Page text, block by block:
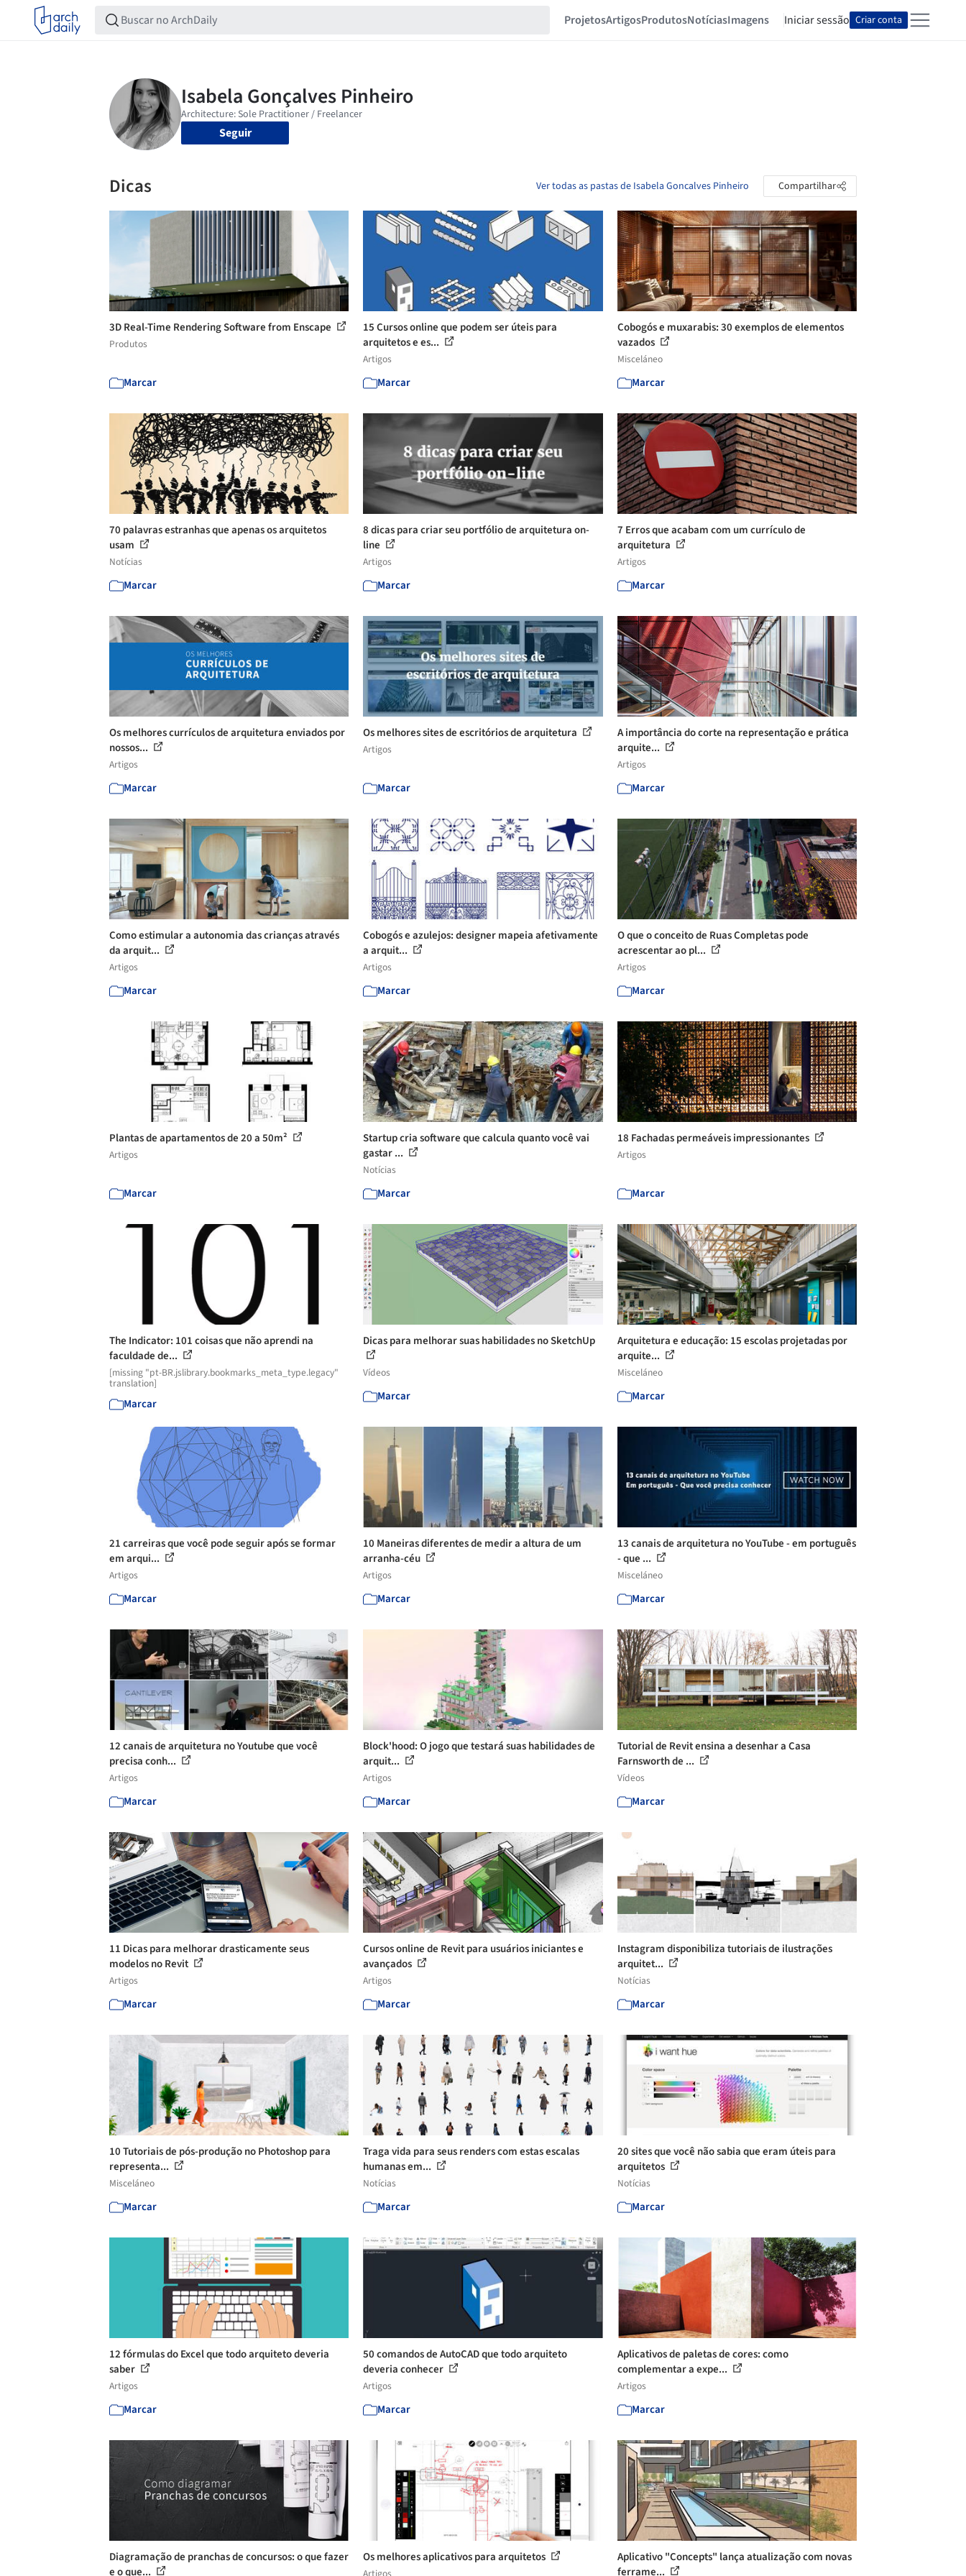
ProjetosArtigosProdutosNotíciasImagens Iniciar sessão Criar conta
Seguir
Dicas Ver todas as pastas de Isabela Goncalves Pinheiro Compartilhar
3D Real-Time Rendering Software from Enscape
Produtos
Marcar
15 Cursos online que podem ser úteis para
arquitetos e es...
Artigos
Marcar
Cobogós e muxarabis: 30 exemplos de elementos
vazados
Misceláneo
Marcar
70 palavras estranhas que apenas os arquitetos
usam
Notícias
Marcar
8 dicas para criar seu portfólio de arquitetura on-
line
Artigos
Marcar
7 Erros que acabam com um currículo de
arquitetura
Artigos
Marcar
Os melhores currículos de arquitetura enviados por
nossos...
Artigos
Marcar
Os melhores sites de escritórios de arquitetura
Artigos
Marcar
A importância do corte na representação e prática
arquite...
Artigos
Marcar
Como estimular a autonomia das crianças através
da arquit...
Artigos
Marcar
Cobogós e azulejos: designer mapeia afetivamente
a arquit...
Artigos
Marcar
O que o conceito de Ruas Completas pode
acrescentar ao pl...
Artigos
Marcar
Plantas de apartamentos de 20 a 50m²
Artigos
Marcar
Startup cria software que calcula quanto você vai
gastar ...
Notícias
Marcar
18 Fachadas permeáveis impressionantes
Artigos
Marcar
The Indicator: 101 coisas que não aprendi na
faculdade de...
[missing "pt-BR.jslibrary.bookmarks_meta_type.legacy"
translation]
Marcar
Dicas para melhorar suas habilidades no SketchUp
Vídeos
Marcar
Arquitetura e educação: 15 escolas projetadas por
arquite...
Misceláneo
Marcar
21 carreiras que você pode seguir após se formar
em arqui...
Artigos
Marcar
10 Maneiras diferentes de medir a altura de um
arranha-céu
Artigos
Marcar
13 canais de arquitetura no YouTube - em português
- que ...
Misceláneo
Marcar
12 canais de arquitetura no Youtube que você
precisa conh...
Artigos
Marcar
Block'hood: O jogo que testará suas habilidades de
arquit...
Artigos
Marcar
Tutorial de Revit ensina a desenhar a Casa
Farnsworth de ...
Vídeos
Marcar
11 Dicas para melhorar drasticamente seus
modelos no Revit
Artigos
Marcar
Cursos online de Revit para usuários iniciantes e
avançados
Artigos
Marcar
Instagram disponibiliza tutoriais de ilustrações
arquitet...
Notícias
Marcar
10 Tutoriais de pós-produção no Photoshop para
representa...
Misceláneo
Marcar
Traga vida para seus renders com estas escalas
humanas em...
Notícias
Marcar
20 sites que você não sabia que eram úteis para
arquitetos
Notícias
Marcar
12 fórmulas do Excel que todo arquiteto deveria
saber
Artigos
Marcar
50 comandos de AutoCAD que todo arquiteto
deveria conhecer
Artigos
Marcar
Aplicativos de paletas de cores: como
complementar a expe...
Artigos
Marcar
Diagramação de pranchas de concursos: o que fazer
e o que...
Os melhores aplicativos para arquitetos
Aplicativo "Concepts" lança atualização com novas
ferrame...